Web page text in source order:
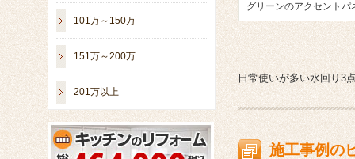
グリーンのアクセント
日常使いが多い水回り3
施工事例の
101万～150万
151万～200万
201万以上